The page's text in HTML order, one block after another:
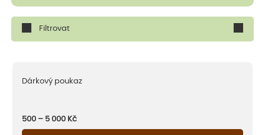
Filtrovat
Dárkový poukaz
500 – 5 000 Kč